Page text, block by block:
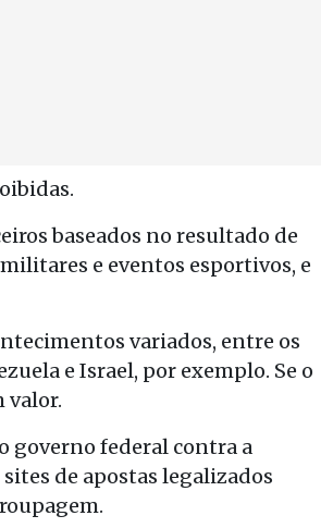
baseados no resultado de
e eventos esportivos, e
variados, entre os
e Israel, por exemplo. Se o
valor.
governo federal contra a
de apostas legalizados